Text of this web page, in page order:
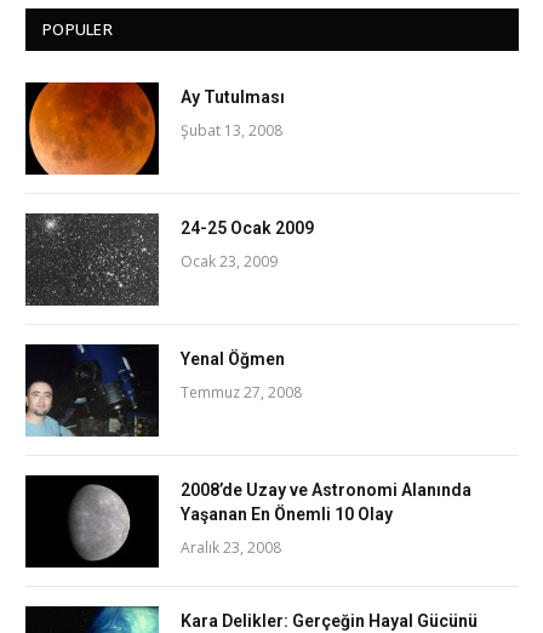
POPULER
Ay Tutulması
Şubat 13, 2008
24-25 Ocak 2009
Ocak 23, 2009
Yenal Öğmen
Temmuz 27, 2008
2008’de Uzay ve Astronomi Alanında
Yaşanan En Önemli 10 Olay
Aralık 23, 2008
Kara Delikler: Gerçeğin Hayal Gücünü